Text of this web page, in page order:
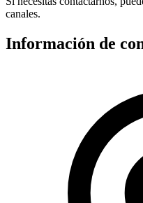
canales.
Información de